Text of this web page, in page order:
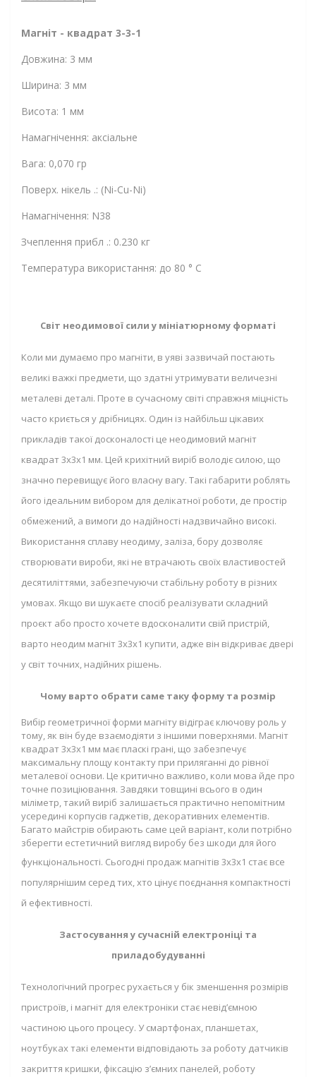
Магніт - квадрат 3-3-1
Довжина: 3 мм
Ширина: 3 мм
Висота: 1 мм
Намагнічення: аксіальне
Вага: 0,070 гр
Поверх. нікель .: (Ni-Cu-Ni)
Намагнічення: N38
Зчеплення прибл .: 0.230 кг
Температура використання: до 80 ° C
Світ неодимової сили у мініатюрному форматі
Коли ми думаємо про магніти, в уяві зазвичай постають
великі важкі предмети, що здатні утримувати величезні
металеві деталі. Проте в сучасному світі справжня міцність
часто криється у дрібницях. Один із найбільш цікавих
прикладів такої досконалості це неодимовий магніт
квадрат 3х3х1 мм. Цей крихітний виріб володіє силою, що
значно перевищує його власну вагу. Такі габарити роблять
його ідеальним вибором для делікатної роботи, де простір
обмежений, а вимоги до надійності надзвичайно високі.
Використання сплаву неодиму, заліза, бору дозволяє
створювати вироби, які не втрачають своїх властивостей
десятиліттями, забезпечуючи стабільну роботу в різних
умовах. Якщо ви шукаєте спосіб реалізувати складний
проєкт або просто хочете вдосконалити свій пристрій,
варто неодим магніт 3х3х1 купити, адже він відкриває двері
у світ точних, надійних рішень.
Чому варто обрати саме таку форму та розмір
Вибір геометричної форми магніту відіграє ключову роль у
тому, як він буде взаємодіяти з іншими поверхнями. Магніт
квадрат 3x3x1 мм має пласкі грані, що забезпечує
максимальну площу контакту при приляганні до рівної
металевої основи. Це критично важливо, коли мова йде про
точне позиціювання. Завдяки товщині всього в один
міліметр, такий виріб залишається практично непомітним
усередині корпусів гаджетів, декоративних елементів.
Багато майстрів обирають саме цей варіант, коли потрібно
зберегти естетичний вигляд виробу без шкоди для його
функціональності. Сьогодні продаж магнітів 3x3x1 стає все
популярнішим серед тих, хто цінує поєднання компактності
й ефективності.
Застосування у сучасній електроніці та
приладобудуванні
Технологічний прогрес рухається у бік зменшення розмірів
пристроїв, і магніт для електроніки стає невід’ємною
частиною цього процесу. У смартфонах, планшетах,
ноутбуках такі елементи відповідають за роботу датчиків
закриття кришки, фіксацію з’ємних панелей, роботу